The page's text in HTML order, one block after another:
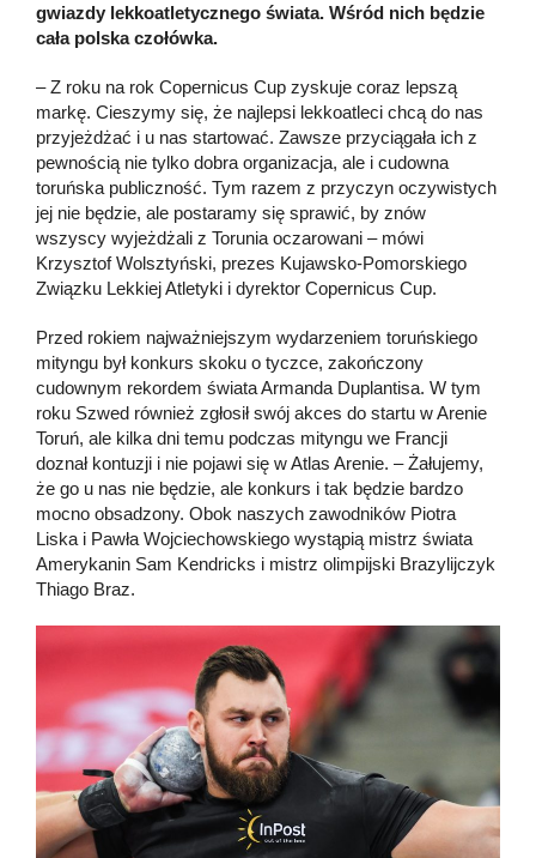
gwiazdy lekkoatletycznego świata. Wśród nich będzie
cała polska czołówka.
– Z roku na rok Copernicus Cup zyskuje coraz lepszą
markę. Cieszymy się, że najlepsi lekkoatleci chcą do nas
przyjeżdżać i u nas startować. Zawsze przyciągała ich z
pewnością nie tylko dobra organizacja, ale i cudowna
toruńska publiczność. Tym razem z przyczyn oczywistych
jej nie będzie, ale postaramy się sprawić, by znów
wszyscy wyjeżdżali z Torunia oczarowani – mówi
Krzysztof Wolsztyński, prezes Kujawsko-Pomorskiego
Związku Lekkiej Atletyki i dyrektor Copernicus Cup.
Przed rokiem najważniejszym wydarzeniem toruńskiego
mityngu był konkurs skoku o tyczce, zakończony
cudownym rekordem świata Armanda Duplantisa. W tym
roku Szwed również zgłosił swój akces do startu w Arenie
Toruń, ale kilka dni temu podczas mityngu we Francji
doznał kontuzji i nie pojawi się w Atlas Arenie. – Żałujemy,
że go u nas nie będzie, ale konkurs i tak będzie bardzo
mocno obsadzony. Obok naszych zawodników Piotra
Liska i Pawła Wojciechowskiego wystąpią mistrz świata
Amerykanin Sam Kendricks i mistrz olimpijski Brazylijczyk
Thiago Braz.